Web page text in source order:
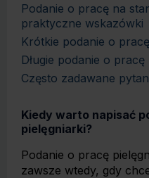
Podanie o pracę na
praktyczne wskazówki
Krótkie podanie o
Długie podanie o
Często zadawane
Kiedy warto napisać
pielęgniarki?
Podanie o pracę
zawsze wtedy, gdy